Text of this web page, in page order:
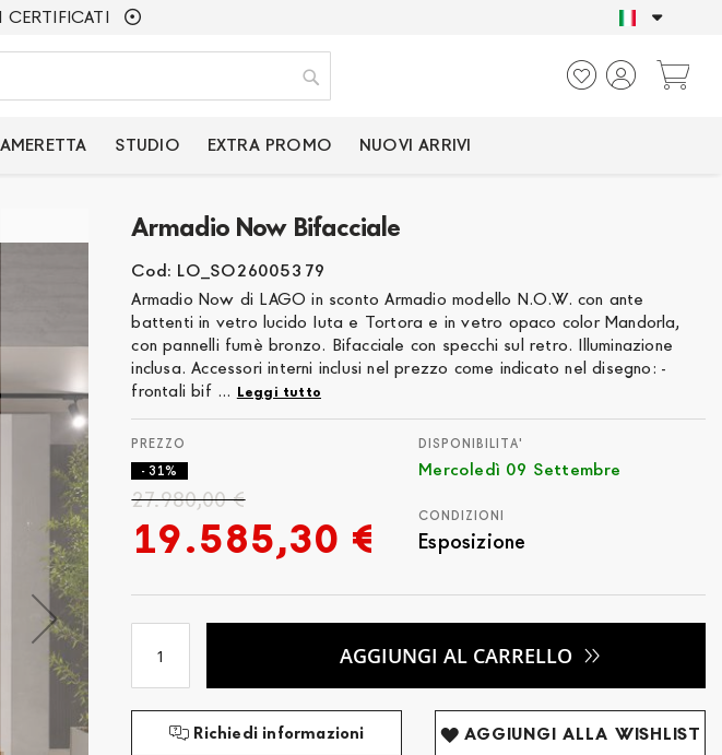
SOLO PRODOTTI
Cerca
STUDIO EXTRA PROMO NUOVI ARRIVI
Armadio Now Bifacciale
Cod: LO_SO26005379
Armadio Now di LAGO in sconto Armadio modello N.O.W. con ante
battenti in vetro lucido Iuta e Tortora e in vetro opaco color Mandorla,
con pannelli fumè bronzo. Bifacciale con specchi sul retro. Illuminazione
inclusa. Accessori interni inclusi nel prezzo come indicato nel disegno: -
frontali bif ... Leggi tutto
19.585,30 €
27.980,00 €
- 31%
DISPONIBILITA'
Mercoledì 09 Settembre
CONDIZIONI
Esposizione
AGGIUNGI AL CARRELLO
Richiedi informazioni AGGIUNGI ALLA WISHLIST